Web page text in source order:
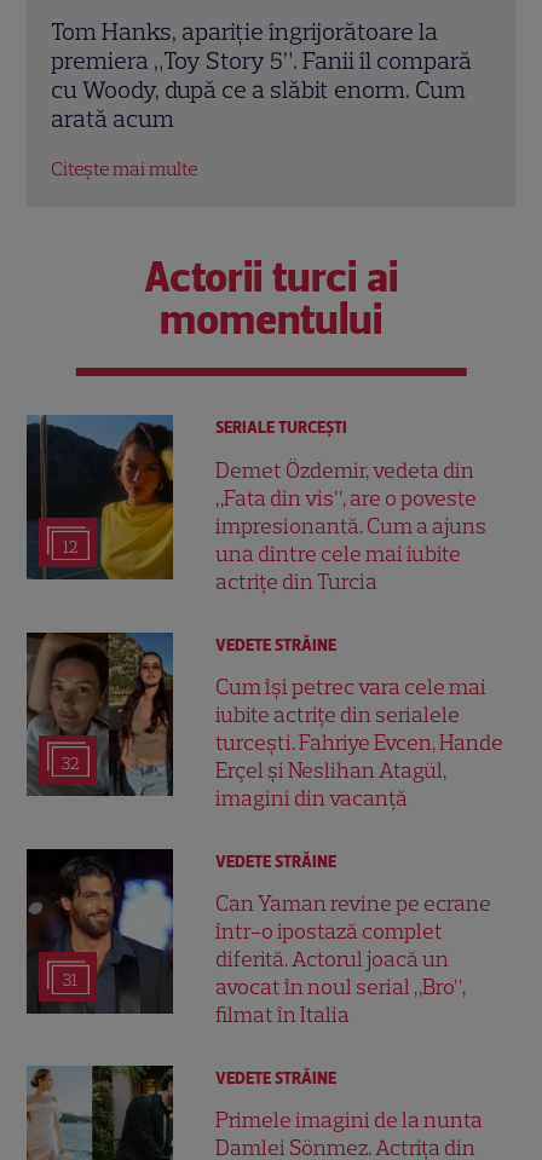
Tom Hanks, apariție îngrijorătoare la
premiera „Toy Story 5”. Fanii îl compară
cu Woody, după ce a slăbit enorm. Cum
arată acum
Citește mai multe
Actorii turci ai
momentului
12
SERIALE TURCEŞTI
Demet Özdemir, vedeta din
„Fata din vis”, are o poveste
impresionantă. Cum a ajuns
una dintre cele mai iubite
actrițe din Turcia
32
VEDETE STRĂINE
Cum își petrec vara cele mai
iubite actrițe din serialele
turcești. Fahriye Evcen, Hande
Erçel și Neslihan Atagül,
imagini din vacanță
31
VEDETE STRĂINE
Can Yaman revine pe ecrane
într-o ipostază complet
diferită. Actorul joacă un
avocat în noul serial „Bro”,
filmat în Italia
VEDETE STRĂINE
Primele imagini de la nunta
Damlei Sönmez. Actrița din